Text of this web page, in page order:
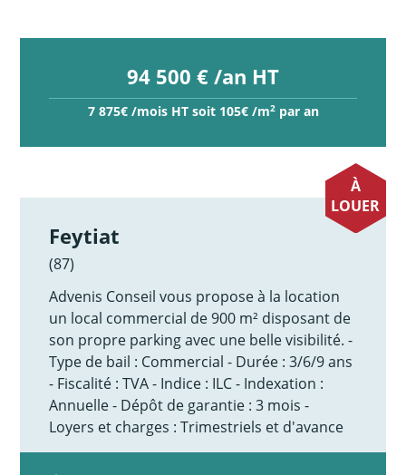
94 500 € /an HT
7 875€ /mois HT soit 105€ /m2par an
À
LOUER
Feytiat
(87)
Advenis Conseil vous propose à la location
un local commercial de 900 m² disposant de
son propre parking avec une belle visibilité. -
Type de bail : Commercial - Durée : 3/6/9 ans
- Fiscalité : TVA - Indice : ILC - Indexation :
Annuelle - Dépôt de garantie : 3 mois -
Loyers et charges : Trimestriels et d'avance